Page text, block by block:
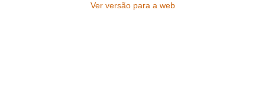
Ver versão para a web